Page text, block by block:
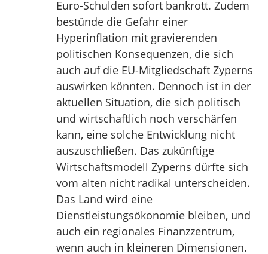
Euro-Schulden sofort bankrott. Zudem
bestünde die Gefahr einer
Hyperinflation mit gravierenden
politischen Konsequenzen, die sich
auch auf die EU-Mitgliedschaft Zyperns
auswirken könnten. Dennoch ist in der
aktuellen Situation, die sich politisch
und wirtschaftlich noch verschärfen
kann, eine solche Entwicklung nicht
auszuschließen. Das zukünftige
Wirtschaftsmodell Zyperns dürfte sich
vom alten nicht radikal unterscheiden.
Das Land wird eine
Dienstleistungsökonomie bleiben, und
auch ein regionales Finanzzentrum,
wenn auch in kleineren Dimensionen.